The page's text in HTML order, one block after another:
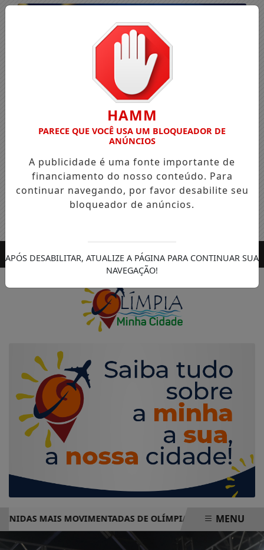
Entrar
MAIS MOVIMENTADAS DE OLÍMPIA COMPLETO – PRONTO
EM ALTA
MENU
HAMM
PARECE QUE VOCÊ USA UM BLOQUEADOR DE
ANÚNCIOS
A publicidade é uma fonte importante de
financiamento do nosso conteúdo. Para
continuar navegando, por favor desabilite seu
bloqueador de anúncios.
APÓS DESABILITAR, ATUALIZE A PÁGINA PARA CONTINUAR SUA
NAVEGAÇÃO!